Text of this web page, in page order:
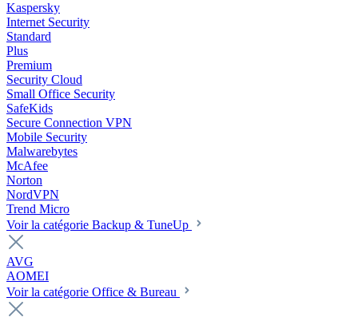
Kaspersky
Internet Security
Standard
Plus
Premium
Security Cloud
Small Office Security
SafeKids
Secure Connection VPN
Mobile Security
Malwarebytes
McAfee
Norton
NordVPN
Trend Micro
Voir la catégorie Backup & TuneUp
AVG
AOMEI
Voir la catégorie Office & Bureau